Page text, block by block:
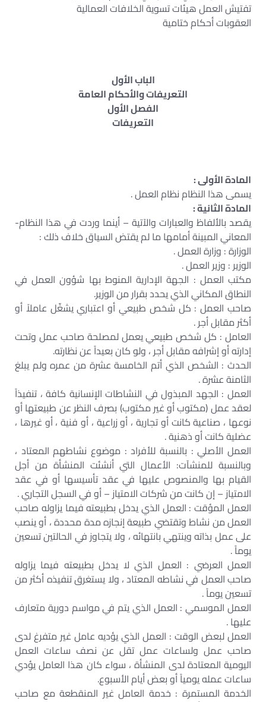
تفتيش العمل هيئات تسوية الخلافات العمالية
العقوبات أحكام ختامية
الباب الأول
التعريفات والأحكام العامة
الفصل الأول
التعريفات
المادة الأولى :
يسمى هذا النظام نظام العمل .
المادة الثانية :
يقصد بالألفاظ والعبارات والآتية – أينما وردت في هذا النظام-
المعاني المبينة أمامها ما لم يقتض السياق خلاف ذلك :
الوزارة : وزارة العمل .
الوزير : وزير العمل .
مكتب العمل : الجهة الإدارية المنوط بها شؤون العمل في
النطاق المكاني الذي يحدد بقرار من الوزير.
صاحب العمل : كل شخص طبيعي أو اعتباري يشغّل عاملاً أو
أكثر مقابل أجر .
العامل : كل شخص طبيعي يعمل لمصلحة صاحب عمل وتحت
إدارته أو إشرافه مقابل أجر ، ولو كان بعيداً عن نظارته.
الحدث : الشخص الذي أتم الخامسة عشرة من عمره ولم يبلغ
الثامنة عشرة .
العمل : الجهد المبذول في النشاطات الإنسانية كافة ، تنفيذاً
لعقد عمل (مكتوب أو غير مكتوب) بصرف النظر عن طبيعتها أو
نوعها ، صناعية كانت أو تجارية ، أو زراعية ، أو فنية ، أو غيرها ،
عضلية كانت أو ذهنية .
العمل الأصلي : بالنسبة للأفراد : موضوع نشاطهم المعتاد ،
وبالنسبة للمنشآت: الأعمال التي أنشئت المنشأة من أجل
القيام بها والمنصوص عليها في عقد تأسيسها أو في عقد
الامتياز – إن كانت من شركات الامتياز – أو في السجل التجاري .
العمل المؤقت : العمل الذي يدخل بطبيعته فيما يزاوله صاحب
العمل من نشاط وتقتضي طبيعة إنجازه مدة محددة ، أو ينصب
على عمل بذاته وينتهي بانتهائه ، ولا يتجاوز في الحالتين تسعين
يوماً .
العمل العرضي : العمل الذي لا يدخل بطبيعته فيما يزاوله
صاحب العمل في نشاطه المعتاد ، ولا يستغرق تنفيذه أكثر من
تسعين يوماً .
العمل الموسمي : العمل الذي يتم في مواسم دورية متعارف
عليها .
العمل لبعض الوقت : العمل الذي يؤديه عامل غير متفرغ لدى
صاحب عمل ولساعات عمل تقل عن نصف ساعات العمل
اليومية المعتادة لدى المنشأة ، سواء كان هذا العامل يؤدي
ساعات عمله يومياً أو بعض أيام الأسبوع.
الخدمة المستمرة : خدمة العامل غير المنقطعة مع صاحب